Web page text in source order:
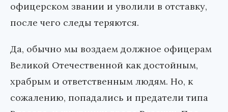
офицерском звании и уволили в отставку,
после чего следы теряются.
Да, обычно мы воздаем должное офицерам
Великой Отечественной как достойным,
храбрым и ответственным людям. Но, к
сожалению, попадались и предатели типа